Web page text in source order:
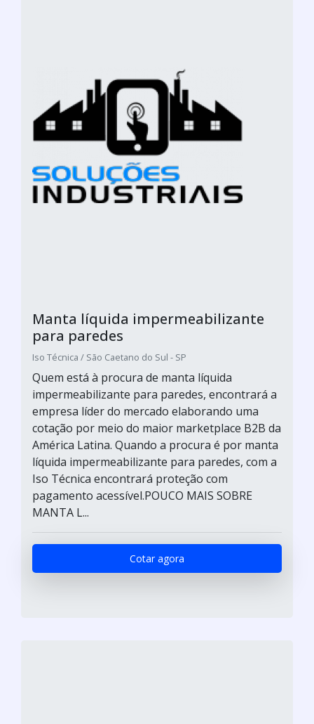
Manta líquida impermeabilizante
para paredes
Iso Técnica / São Caetano do Sul - SP
Quem está à procura de manta líquida
impermeabilizante para paredes, encontrará a
empresa líder do mercado elaborando uma
cotação por meio do maior marketplace B2B da
América Latina. Quando a procura é por manta
líquida impermeabilizante para paredes, com a
Iso Técnica encontrará proteção com
pagamento acessível.POUCO MAIS SOBRE
MANTA L...
Cotar agora